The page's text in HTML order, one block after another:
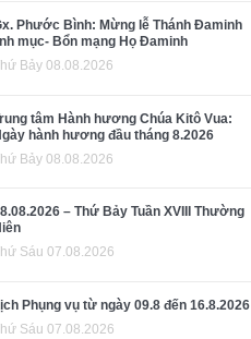
Phước Bình: Mừng lễ Thánh Đaminh
mục- Bổn mạng Họ Đaminh
Bảy 08.08.2026
tâm Hành hương Chúa Kitô Vua:
hành hương đầu tháng 8.2026
Bảy 08.08.2026
– Thứ Bảy Tuần XVIII Thường
Sáu 07.08.2026
Phụng vụ từ ngày 09.8 đến 16.8.2026
Sáu 07.08.2026